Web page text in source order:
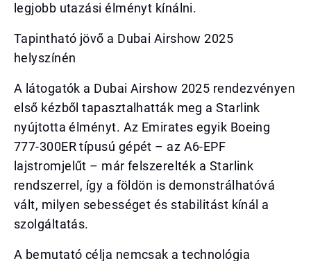
legjobb utazási élményt kínálni.
Tapintható jövő a Dubai Airshow 2025
helyszínén
A látogatók a Dubai Airshow 2025 rendezvényen
első kézből tapasztalhatták meg a Starlink
nyújtotta élményt. Az Emirates egyik Boeing
777-300ER típusú gépét – az A6-EPF
lajstromjelűt – már felszerelték a Starlink
rendszerrel, így a földön is demonstrálhatóvá
vált, milyen sebességet és stabilitást kínál a
szolgáltatás.
A bemutató célja nemcsak a technológia